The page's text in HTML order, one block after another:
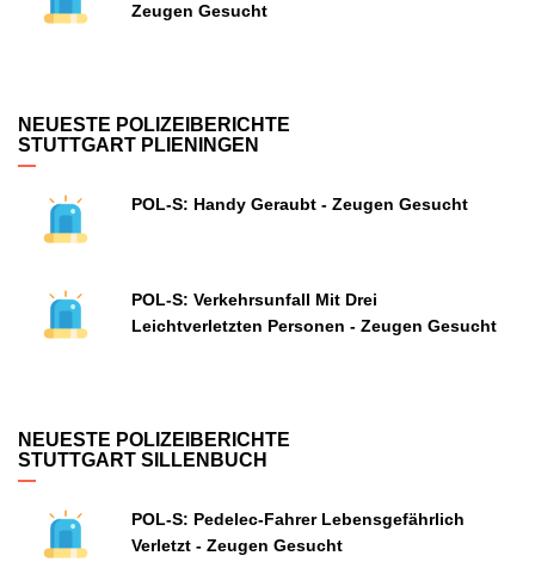
Zeugen Gesucht
NEUESTE POLIZEIBERICHTE
STUTTGART PLIENINGEN
POL-S: Handy Geraubt - Zeugen Gesucht
POL-S: Verkehrsunfall Mit Drei
Leichtverletzten Personen - Zeugen Gesucht
NEUESTE POLIZEIBERICHTE
STUTTGART SILLENBUCH
POL-S: Pedelec-Fahrer Lebensgefährlich
Verletzt - Zeugen Gesucht